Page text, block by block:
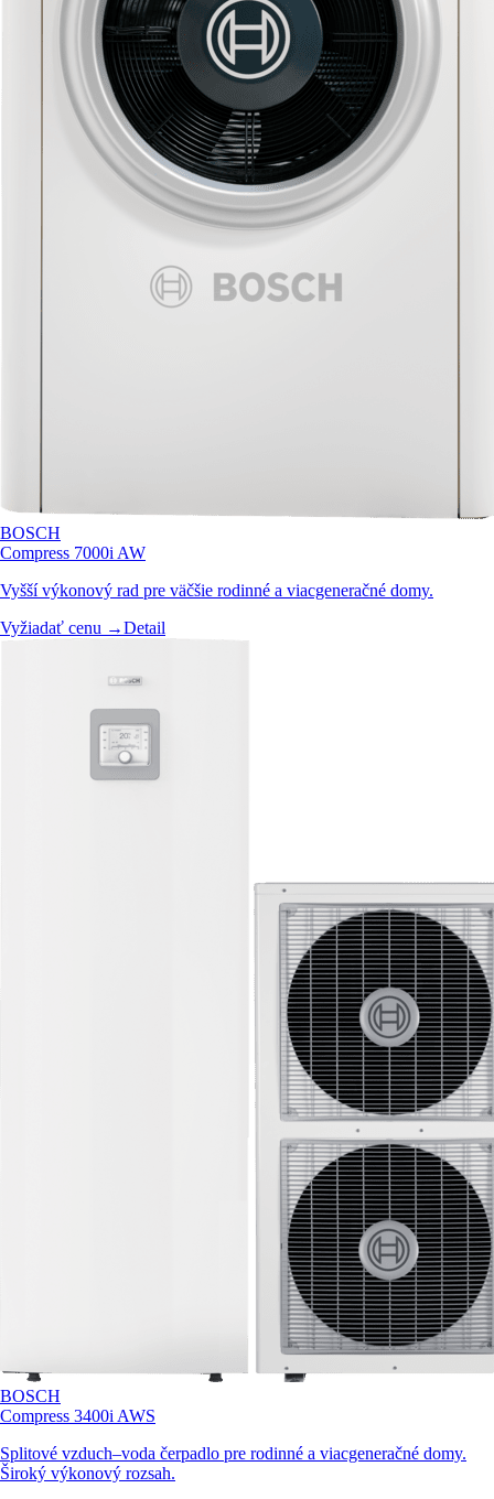
BOSCH
Compress 7000i AW
Vyšší výkonový rad pre väčšie rodinné a viacgeneračné domy.
Vyžiadať cenu →Detail
BOSCH
Compress 3400i AWS
Splitové vzduch–voda čerpadlo pre rodinné a viacgeneračné domy.
Široký výkonový rozsah.